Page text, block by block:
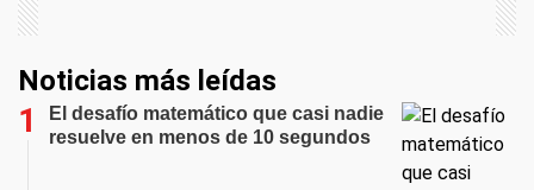
Noticias más leídas
El desafío matemático que casi nadie
resuelve en menos de 10 segundos